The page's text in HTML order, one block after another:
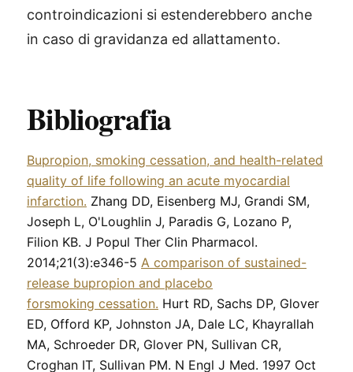
controindicazioni si estenderebbero anche
in caso di gravidanza ed allattamento.
Bibliografia
Bupropion, smoking cessation, and health-related
quality of life following an acute myocardial
infarction. Zhang DD, Eisenberg MJ, Grandi SM,
Joseph L, O'Loughlin J, Paradis G, Lozano P,
Filion KB. J Popul Ther Clin Pharmacol.
2014;21(3):e346-5 A comparison of sustained-
release bupropion and placebo
forsmoking cessation. Hurt RD, Sachs DP, Glover
ED, Offord KP, Johnston JA, Dale LC, Khayrallah
MA, Schroeder DR, Glover PN, Sullivan CR,
Croghan IT, Sullivan PM. N Engl J Med. 1997 Oct